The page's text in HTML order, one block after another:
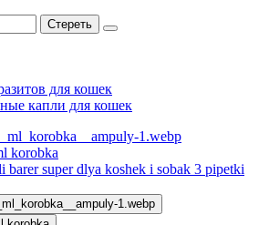
Стереть
для кошек
капли для кошек